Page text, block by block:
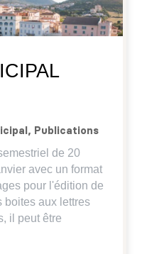
, Publications
de 20
avec un format
pour l'édition de
boites aux lettres
il peut être